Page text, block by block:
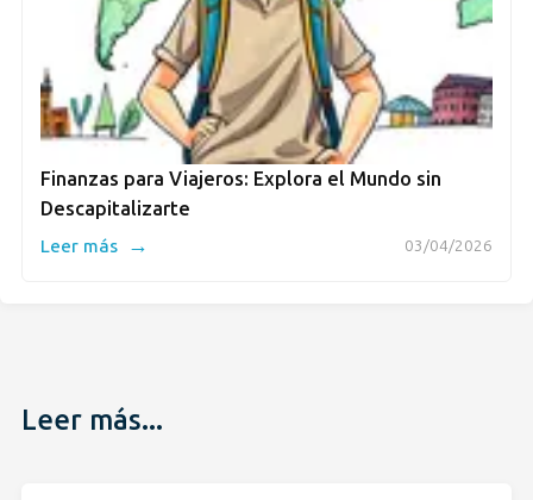
Finanzas para Viajeros: Explora el Mundo sin
Descapitalizarte
03/04/2026
Leer más →
Leer más...